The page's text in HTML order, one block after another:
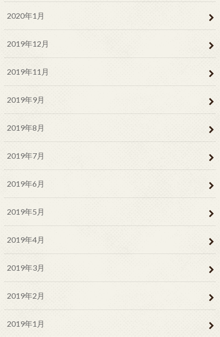
2020年1月
2019年12月
2019年11月
2019年9月
2019年8月
2019年7月
2019年6月
2019年5月
2019年4月
2019年3月
2019年2月
2019年1月